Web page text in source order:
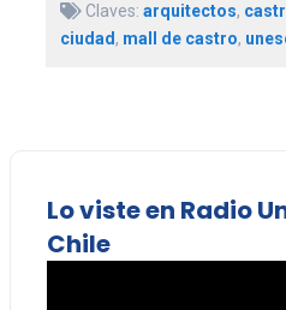
Claves: arquitectos,
ciudad, mall de castro,
Lo viste en Radio
Chile